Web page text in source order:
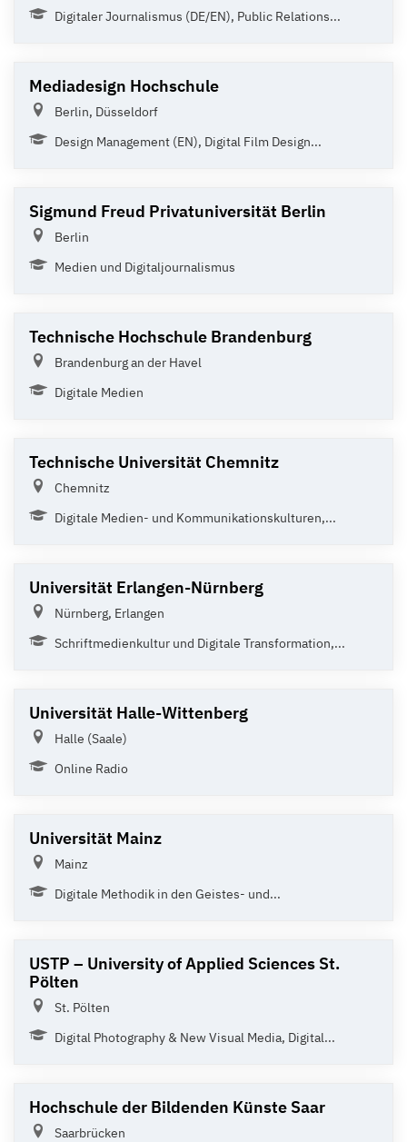
Digitaler Journalismus (DE/EN), Public Relations...
Mediadesign Hochschule
Berlin, Düsseldorf
Design Management (EN), Digital Film Design...
Sigmund Freud Privatuniversität Berlin
Berlin
Medien und Digitaljournalismus
Technische Hochschule Brandenburg
Brandenburg an der Havel
Digitale Medien
Technische Universität Chemnitz
Chemnitz
Digitale Medien- und Kommunikationskulturen,...
Universität Erlangen-Nürnberg
Nürnberg, Erlangen
Schriftmedienkultur und Digitale Transformation,...
Universität Halle-Wittenberg
Halle (Saale)
Online Radio
Universität Mainz
Mainz
Digitale Methodik in den Geistes- und...
USTP – University of Applied Sciences St.
Pölten
St. Pölten
Digital Photography & New Visual Media, Digital...
Hochschule der Bildenden Künste Saar
Saarbrücken